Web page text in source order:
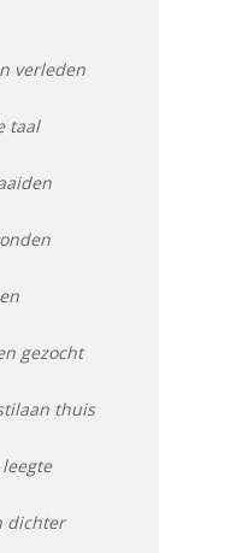
verleden
taal
gezocht
thuis
dichter